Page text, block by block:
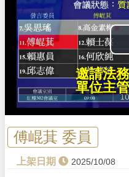
邀請法
單位主
傅崐萁 委員
2025/10/08